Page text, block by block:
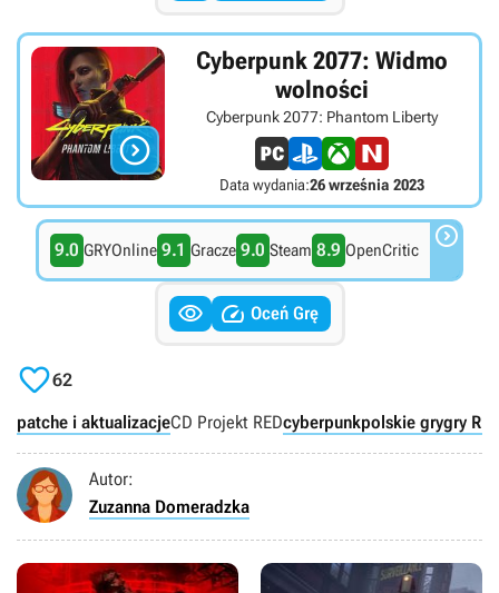

Cyberpunk 2077: Widmo
wolności
Cyberpunk 2077: Phantom Liberty
Data wydania:26 września 2023
9.0 GRYOnline 9.1 Gracze 9.0 Steam 8.9 OpenCritic 
  Oceń Grę
62
patche i aktualizacjeCD Projekt REDcyberpunkpolskie grygry
Autor:
Zuzanna Domeradzka